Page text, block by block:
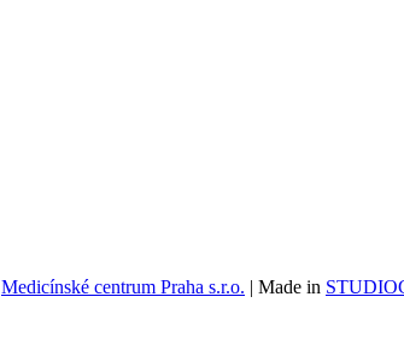
Medicínské centrum Praha s.r.o. | Made in